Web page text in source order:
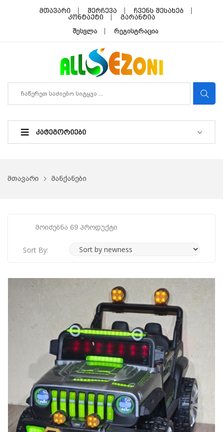
მთავარი შერჩევა
ჩვენს შესახებ
კონტაქტი
გარანტია
შესვლა რეგისტრაცია
ᲙᲐᲢᲔᲒᲝᲠᲘᲔᲑᲘ
მთავარი მანქანები
Მოიძებნა 69 Პროდუქტი
Sort By: